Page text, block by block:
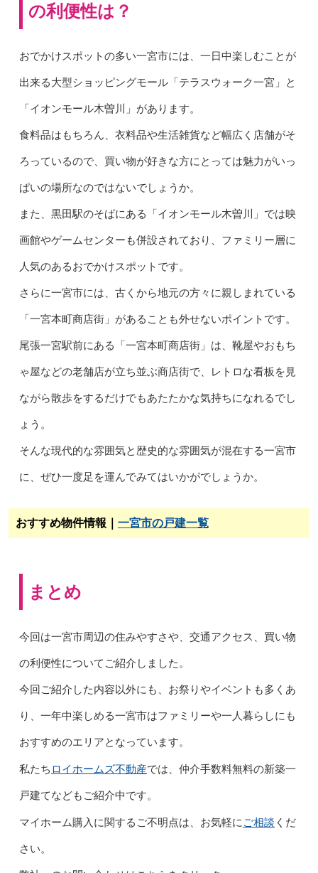
の利便性は？
おでかけスポットの多い一宮市には、一日中楽しむことが
出来る大型ショッピングモール「テラスウォーク一宮」と
「イオンモール木曽川」があります。
食料品はもちろん、衣料品や生活雑貨など幅広く店舗がそ
ろっているので、買い物が好きな方にとっては魅力がいっ
ぱいの場所なのではないでしょうか。
また、黒田駅のそばにある「イオンモール木曽川」では映
画館やゲームセンターも併設されており、ファミリー層に
人気のあるおでかけスポットです。
さらに一宮市には、古くから地元の方々に親しまれている
「一宮本町商店街」があることも外せないポイントです。
尾張一宮駅前にある「一宮本町商店街」は、靴屋やおもち
ゃ屋などの老舗店が立ち並ぶ商店街で、レトロな看板を見
ながら散歩をするだけでもあたたかな気持ちになれるでし
ょう。
そんな現代的な雰囲気と歴史的な雰囲気が混在する一宮市
に、ぜひ一度足を運んでみてはいかがでしょうか。
おすすめ物件情報｜ 一宮市の戸建一覧
まとめ
今回は一宮市周辺の住みやすさや、交通アクセス、買い物
の利便性についてご紹介しました。
今回ご紹介した内容以外にも、お祭りやイベントも多くあ
り、一年中楽しめる一宮市はファミリーや一人暮らしにも
おすすめのエリアとなっています。
私たち ロイホームズ不動産では、仲介手数料無料の新築一
戸建てなどもご紹介中です。
マイホーム購入に関するご不明点は、お気軽に ご相談 くだ
さい。